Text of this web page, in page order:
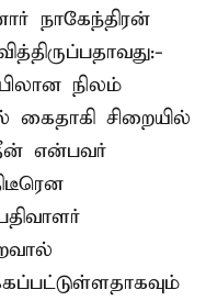
நாகேந்திரன்
நிலம்
சிறையில்
என்பவர்